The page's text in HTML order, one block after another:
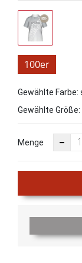
100er
Gewählte Farbe:
Gewählte Größe:
Menge